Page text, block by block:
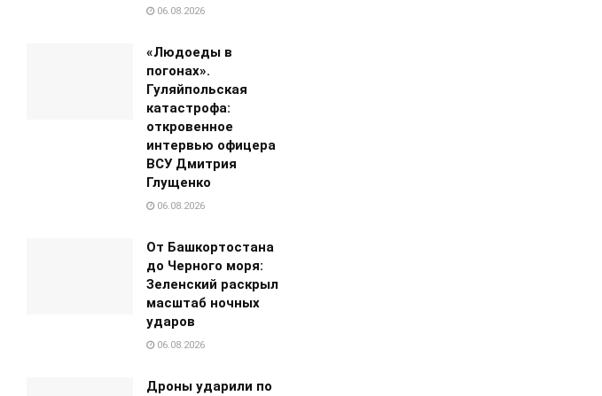
06.08.2026
«Людоеды в
погонах».
Гуляйпольская
катастрофа:
откровенное
интервью офицера
ВСУ Дмитрия
Глущенко
06.08.2026
От Башкортостана
до Черного моря:
Зеленский раскрыл
масштаб ночных
ударов
06.08.2026
Дроны ударили по